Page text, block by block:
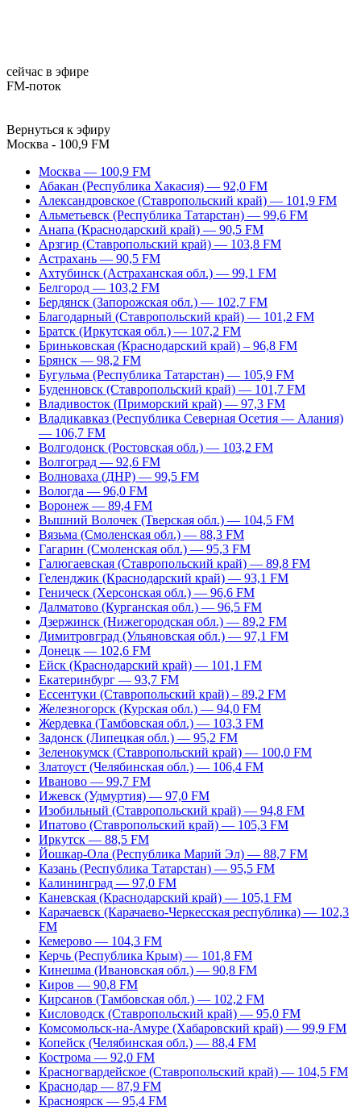
сейчас в эфире
FM-поток
Вернуться к эфиру
Москва - 100,9 FM
Москва — 100,9 FM
Абакан (Республика Хакасия) — 92,0 FM
Александровское (Ставропольский край) — 101,9 FM
Альметьевск (Республика Татарстан) — 99,6 FM
Анапа (Краснодарский край) — 90,5 FM
Арзгир (Ставропольский край) — 103,8 FM
Астрахань — 90,5 FM
Ахтубинск (Астраханская обл.) — 99,1 FM
Белгород — 103,2 FM
Бердянск (Запорожская обл.) — 102,7 FM
Благодарный (Ставропольский край) — 101,2 FM
Братск (Иркутская обл.) — 107,2 FM
Бриньковская (Краснодарский край) – 96,8 FM
Брянск — 98,2 FM
Бугульма (Республика Татарстан) — 105,9 FM
Буденновск (Ставропольский край) — 101,7 FM
Владивосток (Приморский край) — 97,3 FM
Владикавказ (Республика Северная Осетия — Алания)
— 106,7 FM
Волгодонск (Ростовская обл.) — 103,2 FM
Волгоград — 92,6 FM
Волноваха (ДНР) — 99,5 FM
Вологда — 96,0 FM
Воронеж — 89,4 FM
Вышний Волочек (Тверская обл.) — 104,5 FM
Вязьма (Смоленская обл.) — 88,3 FM
Гагарин (Смоленская обл.) — 95,3 FM
Галюгаевская (Ставропольский край) — 89,8 FM
Геленджик (Краснодарский край) — 93,1 FM
Геническ (Херсонская обл.) — 96,6 FM
Далматово (Курганская обл.) — 96,5 FM
Дзержинск (Нижегородская обл.) — 89,2 FM
Димитровград (Ульяновская обл.) — 97,1 FM
Донецк — 102,6 FM
Ейск (Краснодарский край) — 101,1 FM
Екатеринбург — 93,7 FM
Ессентуки (Ставропольский край) – 89,2 FM
Железногорск (Курская обл.) — 94,0 FM
Жердевка (Тамбовская обл.) — 103,3 FM
Задонск (Липецкая обл.) — 95,2 FM
Зеленокумск (Ставропольский край) — 100,0 FM
Златоуст (Челябинская обл.) — 106,4 FM
Иваново — 99,7 FM
Ижевск (Удмуртия) — 97,0 FM
Изобильный (Ставропольский край) — 94,8 FM
Ипатово (Ставропольский край) — 105,3 FM
Иркутск — 88,5 FM
Йошкар-Ола (Республика Марий Эл) — 88,7 FM
Казань (Республика Татарстан) — 95,5 FM
Калининград — 97,0 FM
Каневская (Краснодарский край) — 105,1 FM
Карачаевск (Карачаево-Черкесская республика) — 102,3
FM
Кемерово — 104,3 FM
Керчь (Республика Крым) — 101,8 FM
Кинешма (Ивановская обл.) — 90,8 FM
Киров — 90,8 FM
Кирсанов (Тамбовская обл.) — 102,2 FM
Кисловодск (Ставропольский край) — 95,0 FM
Комсомольск-на-Амуре (Хабаровский край) — 99,9 FM
Копейск (Челябинская обл.) — 88,4 FM
Кострома — 92,0 FM
Красногвардейское (Ставропольский край) — 104,5 FM
Краснодар — 87,9 FM
Красноярск — 95,4 FM